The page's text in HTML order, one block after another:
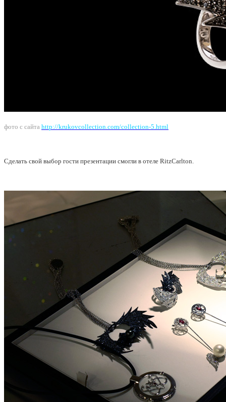
фото с сайта http://krukovcollection.com/collection-5.html
Сделать свой выбор гости презентации смогли в отеле RitzCarlton.